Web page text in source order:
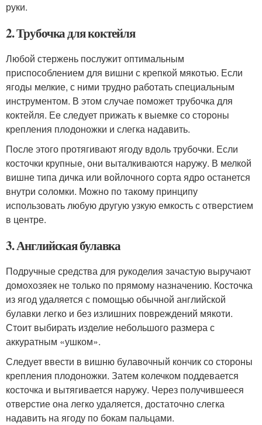
руки.
2. Трубочка для коктейля
Любой стержень послужит оптимальным
приспособлением для вишни с крепкой мякотью. Если
ягоды мелкие, с ними трудно работать специальным
инструментом. В этом случае поможет трубочка для
коктейля. Ее следует прижать к выемке со стороны
крепления плодоножки и слегка надавить.
После этого протягивают ягоду вдоль трубочки. Если
косточки крупные, они выталкиваются наружу. В мелкой
вишне типа дичка или войлочного сорта ядро останется
внутри соломки. Можно по такому принципу
использовать любую другую узкую емкость с отверстием
в центре.
3. Английская булавка
Подручные средства для рукоделия зачастую выручают
домохозяек не только по прямому назначению. Косточка
из ягод удаляется с помощью обычной английской
булавки легко и без излишних повреждений мякоти.
Стоит выбирать изделие небольшого размера с
аккуратным «ушком».
Следует ввести в вишню булавочный кончик со стороны
крепления плодоножки. Затем колечком поддевается
косточка и вытягивается наружу. Через получившееся
отверстие она легко удаляется, достаточно слегка
надавить на ягоду по бокам пальцами.